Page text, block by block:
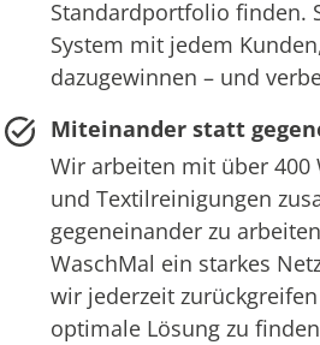
Standardportfolio finden.
System mit jedem
dazugewinnen – und
Miteinander statt
Wir arbeiten mit über 400
und Textilreinigungen
gegeneinander zu
WaschMal ein starkes
wir jederzeit
optimale Lösung zu